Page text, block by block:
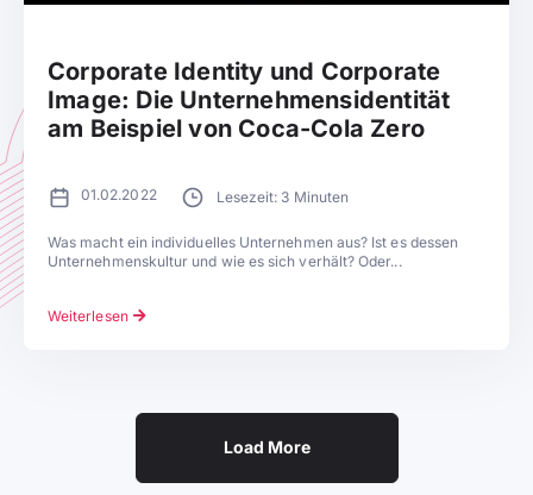
Corporate Identity und Corporate
Image: Die Unternehmensidentität
am Beispiel von Coca-Cola Zero
01.02.2022 Lesezeit: 3 Minuten
Was macht ein individuelles Unternehmen aus? Ist es dessen
Unternehmenskultur und wie es sich verhält? Oder...
Weiterlesen
Load More